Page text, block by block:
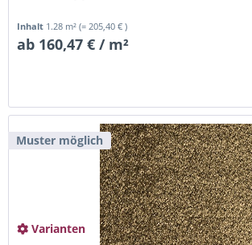
Inhalt 1.28 m²(= 205,40 € )
ab 160,47 € / m²
Muster möglich
Varianten